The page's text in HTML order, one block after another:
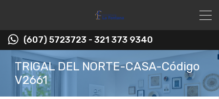
(607) 5723723 - 321 373 9340
TRIGAL DEL NORTE-CASA-Código
V2661